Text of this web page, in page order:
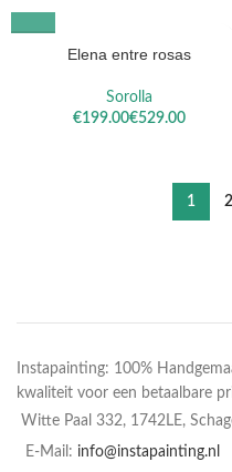
Elena entre rosas
Sorolla
€
€
1 2
Instapainting: 100%
kwaliteit voor een betaalbare
Witte Paal 332, 1742LE,
E-Mail: info@instapainting.nl